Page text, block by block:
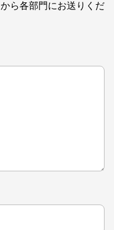
から各部門にお送りくだ